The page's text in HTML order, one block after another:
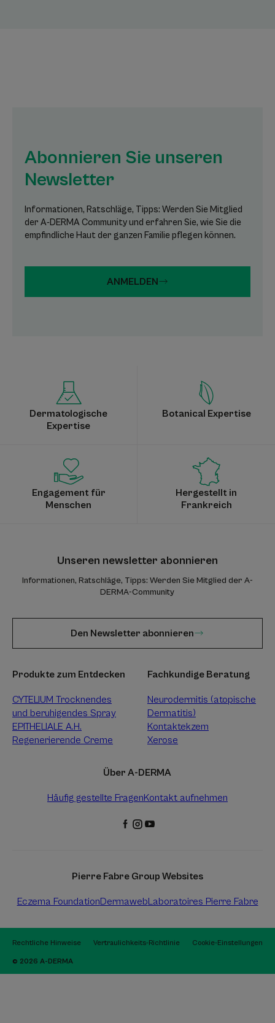
Abonnieren Sie unseren
Newsletter
Informationen, Ratschläge, Tipps: Werden Sie Mitglied
der A-DERMA Community und erfahren Sie, wie Sie die
empfindliche Haut der ganzen Familie pflegen können.
ANMELDEN
Dermatologische
Expertise
Botanical Expertise
Engagement für
Menschen
Hergestellt in
Frankreich
Unseren newsletter abonnieren
Informationen, Ratschläge, Tipps: Werden Sie Mitglied der A-
DERMA-Community
Den Newsletter abonnieren
Produkte zum Entdecken
CYTELIUM Trocknendes
und beruhigendes Spray
EPITHELIALE A.H.
Regenerierende Creme
Fachkundige Beratung
Neurodermitis (atopische
Dermatitis)
Kontaktekzem
Xerose
Über A-DERMA
Häufig gestellte FragenKontakt aufnehmen
Pierre Fabre Group Websites
Eczema FoundationDermawebLaboratoires Pierre Fabre
Rechtliche Hinweise Vertraulichkeits-Richtlinie Cookie-Einstellungen
© 2026 A-DERMA